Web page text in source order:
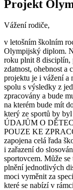
Projekt
Vážení rodiče,
v letošním školním
Olympijský diplom.
roku plnit 8 disciplín,
zdatnost, ohebnost a
projektu je i vážení a
spolu s výsledky z
zpracovány a bude
na kterém bude mít
který ze sportů by
ÚDAJŮM O
POUZE KE
zapojena celá řada
i zařazení do
sportovcem. Může
plnění jednotlivých
moci vyměnit za
které se nabízí v